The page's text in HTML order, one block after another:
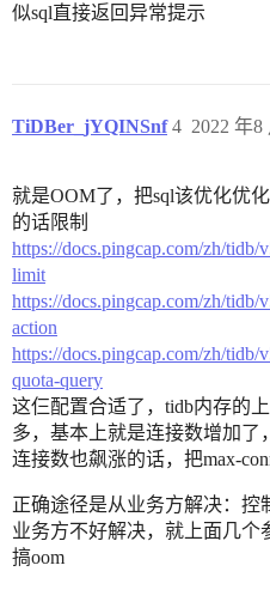
似sql直接返回异常提示
TiDBer_jYQINSnf 2022 年8
4
就是OOM了，把sql该优化优
的话限制
https://docs.pingcap.com/zh/
limit
https://docs.pingcap.com/zh/
action
https://docs.pingcap.com/zh/
quota-query
这仨配置合适了，tidb内存的
多，基本上就是连接数增加了，
连接数也飙涨的话，把max-
正确途径是从业务方解决：控
业务方不好解决，就上面几个
搞oom